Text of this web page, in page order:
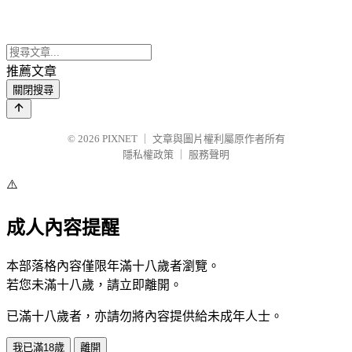
推薦文章
關閉搜尋
© 2026 PIXNET
文章與圖片權利屬原作者所有
隱私權政策
服務聲明
⚠️
成人內容提醒
本部落格內容僅限年滿十八歲者瀏覽。
若您未滿十八歲，請立即離開。
已滿十八歲者，亦請勿將內容提供給未成年人士。
我已滿18歲 離開